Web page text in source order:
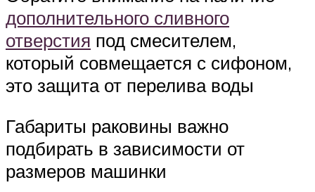
дополнительного сливного
отверстия под смесителем,
который совмещается с сифоном,
это защита от перелива воды
Габариты раковины важно
подбирать в зависимости от
размеров машинки